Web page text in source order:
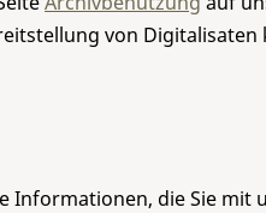
von
die Sie mit